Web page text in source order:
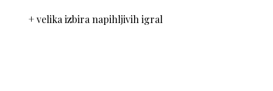
+ velika izbira napihljivih igral